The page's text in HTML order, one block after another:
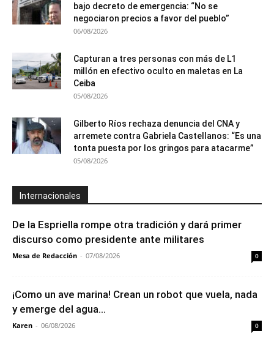
bajo decreto de emergencia: “No se
negociaron precios a favor del pueblo”
06/08/2026
Capturan a tres personas con más de L1
millón en efectivo oculto en maletas en La
Ceiba
05/08/2026
Gilberto Ríos rechaza denuncia del CNA y
arremete contra Gabriela Castellanos: “Es una
tonta puesta por los gringos para atacarme”
05/08/2026
Internacionales
De la Espriella rompe otra tradición y dará primer
discurso como presidente ante militares
Mesa de Redacción - 07/08/2026 0
¡Como un ave marina! Crean un robot que vuela, nada
y emerge del agua...
Karen - 06/08/2026 0